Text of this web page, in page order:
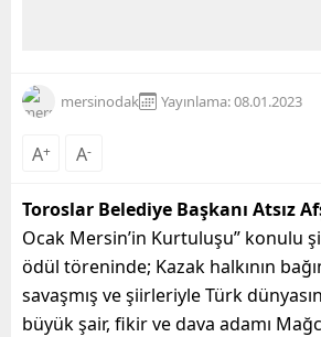
mersinodak Yayınlama: 08.01.2023
A+ A-
Toroslar Belediye Başkanı Atsız
Ocak Mersin’in Kurtuluşu” konulu
ödül töreninde; Kazak halkının
savaşmış ve şiirleriyle Türk
büyük şair, fikir ve dava adamı